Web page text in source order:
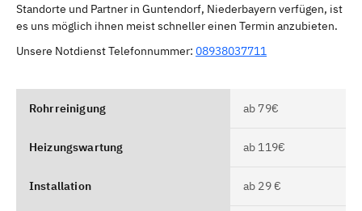
Standorte und Partner in Guntendorf, Niederbayern verfügen, ist
es uns möglich ihnen meist schneller einen Termin anzubieten.
Unsere Notdienst Telefonnummer: 08938037711
Rohrreinigung ab 79€
Heizungswartung ab 119€
Installation ab 29 €